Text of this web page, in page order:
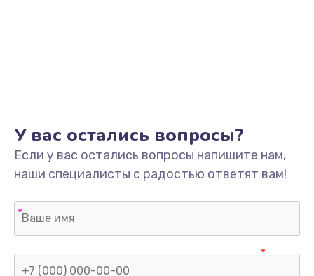
У вас остались вопросы?
Если у вас остались вопросы напишите нам,
наши специалисты с радостью ответят вам!